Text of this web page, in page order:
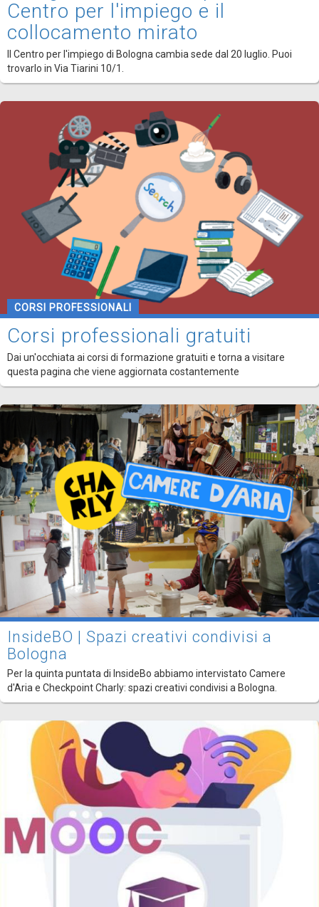
Centro per l'impiego e il
collocamento mirato
Il Centro per l'impiego di Bologna cambia sede dal 20 luglio. Puoi
trovarlo in Via Tiarini 10/1.
CORSI PROFESSIONALI
Corsi professionali gratuiti
Dai un'occhiata ai corsi di formazione gratuiti e torna a visitare
questa pagina che viene aggiornata costantemente
InsideBO | Spazi creativi condivisi a
Bologna
Per la quinta puntata di InsideBo abbiamo intervistato Camere
d'Aria e Checkpoint Charly: spazi creativi condivisi a Bologna.